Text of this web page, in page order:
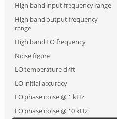
High band input frequency range
High band output frequency
range
High band LO frequency
Noise figure
LO temperature drift
LO initial accuracy
LO phase noise @ 1 kHz
LO phase noise @ 10 kHz